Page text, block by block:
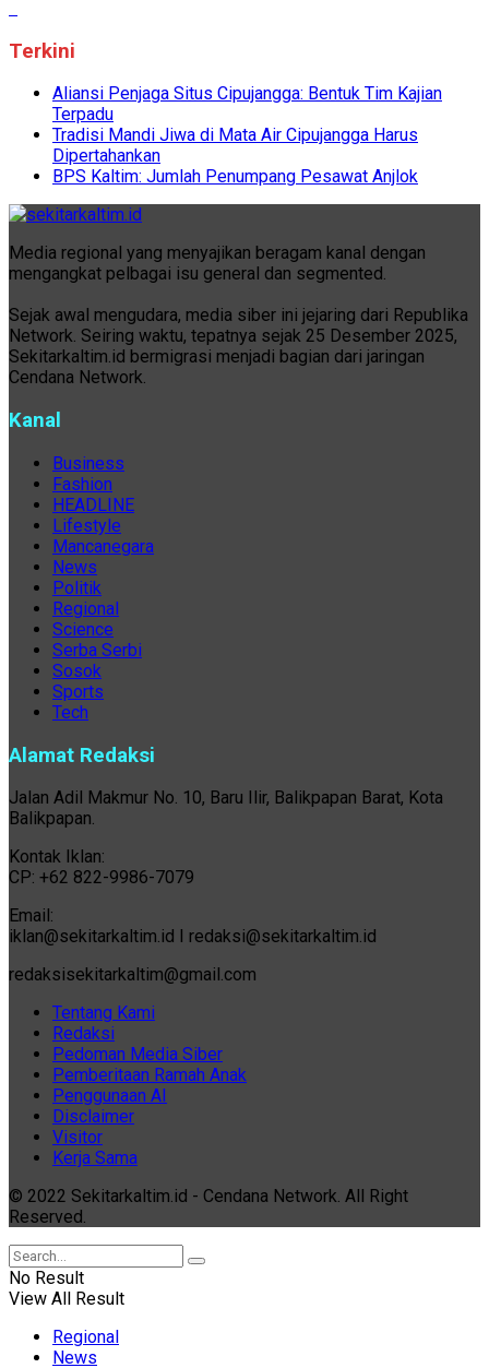
Terkini
Aliansi Penjaga Situs Cipujangga: Bentuk Tim Kajian
Terpadu
Tradisi Mandi Jiwa di Mata Air Cipujangga Harus
Dipertahankan
BPS Kaltim: Jumlah Penumpang Pesawat Anjlok
Media regional yang menyajikan beragam kanal dengan
mengangkat pelbagai isu general dan segmented.
Sejak awal mengudara, media siber ini jejaring dari Republika
Network. Seiring waktu, tepatnya sejak 25 Desember 2025,
Sekitarkaltim.id bermigrasi menjadi bagian dari jaringan
Cendana Network.
Kanal
Business
Fashion
HEADLINE
Lifestyle
Mancanegara
News
Politik
Regional
Science
Serba Serbi
Sosok
Sports
Tech
Alamat Redaksi
Jalan Adil Makmur No. 10, Baru Ilir, Balikpapan Barat, Kota
Balikpapan.
Kontak Iklan:
CP: +62 822-9986-7079
Email:
iklan@sekitarkaltim.id I redaksi@sekitarkaltim.id
redaksisekitarkaltim@gmail.com
Tentang Kami
Redaksi
Pedoman Media Siber
Pemberitaan Ramah Anak
Penggunaan AI
Disclaimer
Visitor
Kerja Sama
© 2022 Sekitarkaltim.id - Cendana Network. All Right
Reserved.
No Result
View All Result
Regional
News